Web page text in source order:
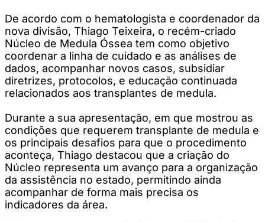
De acordo com o hematologista e coordenador da
nova divisão, Thiago Teixeira, o recém-criado
Núcleo de Medula Óssea tem como objetivo
coordenar a linha de cuidado e as análises de
dados, acompanhar novos casos, subsidiar
diretrizes, protocolos, e educação continuada
relacionados aos transplantes de medula.
Durante a sua apresentação, em que mostrou as
condições que requerem transplante de medula e
os principais desafios para que o procedimento
aconteça, Thiago destacou que a criação do
Núcleo representa um avanço para a organização
da assistência no estado, permitindo ainda
acompanhar de forma mais precisa os
indicadores da área.